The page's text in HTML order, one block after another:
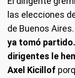
las elecciones
de Buenos
ya tomó
dirigentes le
Axel Kicillof